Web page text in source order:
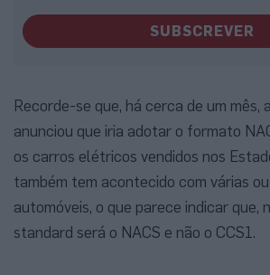
SUBSCREVER
Recorde-se que, há cerca de um mês,
anunciou que iria adotar o formato
os carros elétricos vendidos nos
também tem acontecido com várias
automóveis, o que parece indicar que,
standard será o NACS e não o CCS1.